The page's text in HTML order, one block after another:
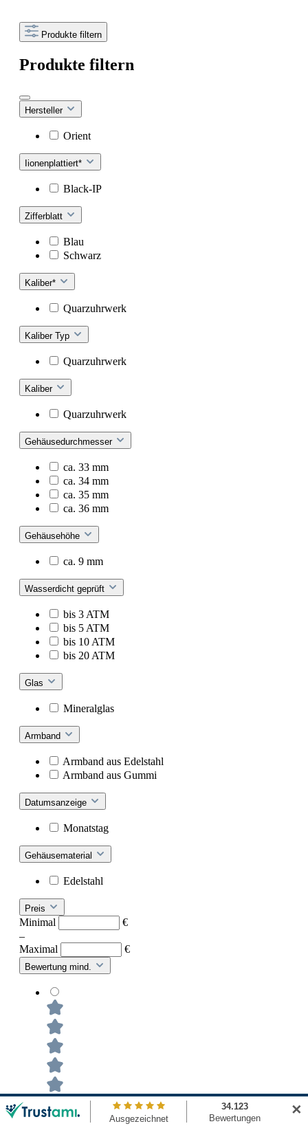
Produkte filtern
Produkte filtern
Hersteller
Orient
Iionenplattiert*
Black-IP
Zifferblatt
Blau
Schwarz
Kaliber*
Quarzuhrwerk
Kaliber Typ
Quarzuhrwerk
Kaliber
Quarzuhrwerk
Gehäusedurchmesser
ca. 33 mm
ca. 34 mm
ca. 35 mm
ca. 36 mm
Gehäusehöhe
ca. 9 mm
Wasserdicht geprüft
bis 3 ATM
bis 5 ATM
bis 10 ATM
bis 20 ATM
Glas
Mineralglas
Armband
Armband aus Edelstahl
Armband aus Gummi
Datumsanzeige
Monatstag
Gehäusematerial
Edelstahl
Preis
Minimal
€
–
Maximal
€
Bewertung mind.
Filter hinzufügen: Minimum Bewertung von 5 von 5
✕